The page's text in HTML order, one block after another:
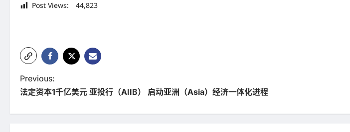
Post Views: 44,823
P
o
s
Previous:
法定资本1千亿美元 亚投行（AIIB） 启动亚洲（Asia）经济一体化进程